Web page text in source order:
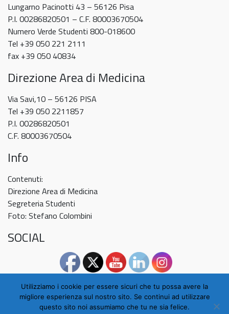
Lungarno Pacinotti 43 – 56126 Pisa
P.I. 00286820501 – C.F. 80003670504
Numero Verde Studenti 800-018600
Tel +39 050 221 2111
fax +39 050 40834
Direzione Area di Medicina
Via Savi,10 – 56126 PISA
Tel +39 050 2211857
P.I. 00286820501
C.F. 80003670504
Info
Contenuti:
Direzione Area di Medicina
Segreteria Studenti
Foto: Stefano Colombini
SOCIAL
Utilizziamo i cookie per essere sicuri che tu possa avere la
migliore esperienza sul nostro sito. Se continui ad utilizzare
questo sito noi assumiamo che tu ne sia felice.